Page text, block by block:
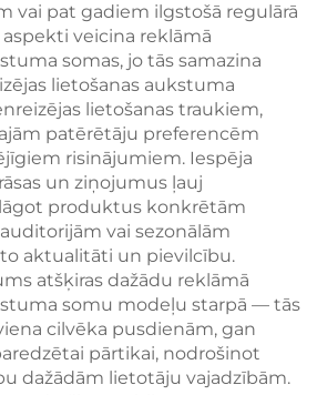
vai pat gadiem ilgstošā regulārā
aspekti veicina reklāmā
somas, jo tās samazina
lietošanas aukstuma
lietošanas traukiem,
patērētāju preferencēm
risinājumiem. Iespēja
un ziņojumus ļauj
produktus konkrētām
vai sezonālām
aktualitāti un pievilcību.
atšķiras dažādu reklāmā
somu modeļu starpā — tās
cilvēka pusdienām, gan
pārtikai, nodrošinot
dažādām lietotāju vajadzībām.